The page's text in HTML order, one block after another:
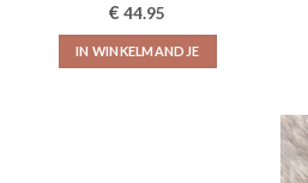
€ 44.95
IN WINKELMANDJE